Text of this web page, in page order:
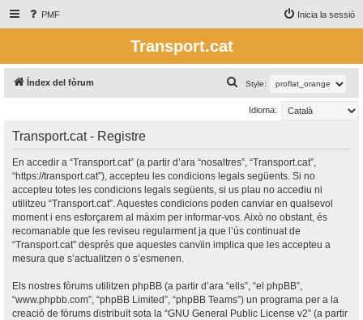
PMF Inicia la sessió
Transport.cat
Índex del fòrum Style:
e
a
Idioma:
Transport.cat - Registre
En accedir a “Transport.cat” (a partir d’ara “nosaltres”, “Transport.cat”,
“https://transport.cat”), accepteu les condicions legals següents. Si no
accepteu totes les condicions legals següents, si us plau no accediu ni
utilitzeu “Transport.cat”. Aquestes condicions poden canviar en qualsevol
moment i ens esforçarem al màxim per informar-vos. Això no obstant, és
recomanable que les reviseu regularment ja que l’ús continuat de
“Transport.cat” després que aquestes canvïin implica que les accepteu a
mesura que s’actualitzen o s’esmenen.
Els nostres fòrums utilitzen phpBB (a partir d’ara “ells”, “el phpBB”,
“www.phpbb.com”, “phpBB Limited”, “phpBB Teams”) un programa per a la
creació de fòrums distribuït sota la “GNU General Public License v2” (a partir